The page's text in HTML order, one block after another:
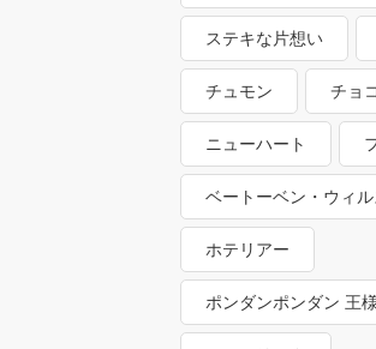
ステキな片想い
チュモン チョ
ニューハート
ベートーベン・ウィ
ンフォニー～
ホテリアー
ポンダンポンダン 王